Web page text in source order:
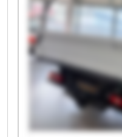
Cargobull Trailer
Store Lille Schmitz
Schmitz Cargobull
Cargobull Trailer Store
Store Lille Schmitz
Schmitz Cargobull
Cargobull Trailer
Store Lille Schmitz